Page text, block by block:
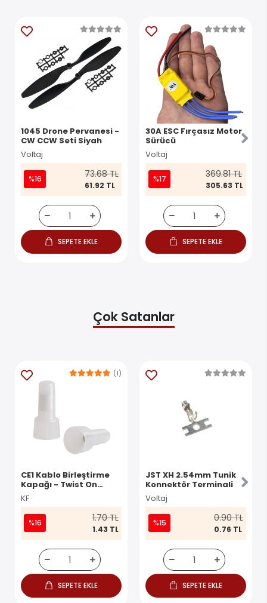
1045 Drone Pervanesi -
CW CCW Seti Siyah
Voltaj
%16 73.68 TL
61.92 TL
SEPETE EKLE
30A ESC Fırçasız Motor
Sürücü
Voltaj
%17 369.81 TL
305.63 TL
SEPETE EKLE
Çok Satanlar
CE1 Kablo Birleştirme
Kapağı - Twist On
Konnektör
KF
(1)
%16 1.70 TL
1.43 TL
SEPETE EKLE
JST XH 2.54mm Tunik
Konnektör Terminali
Voltaj
%15 0.90 TL
0.76 TL
SEPETE EKLE